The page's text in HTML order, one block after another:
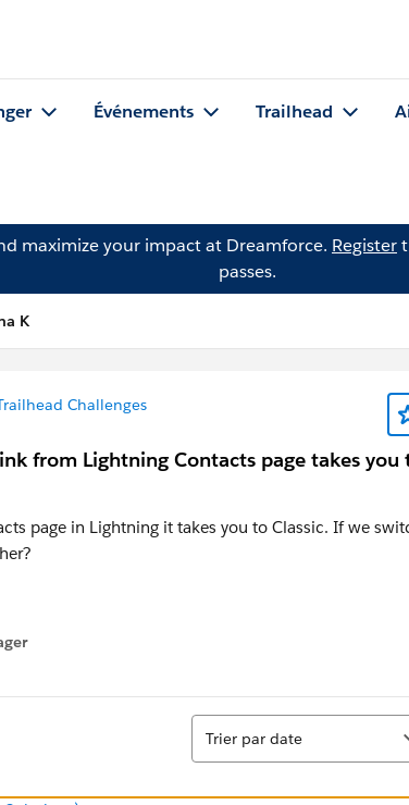
Événements Trailhead
maximize your impact at Dreamforce. Register
passes.
K
Challenges
from Lightning Contacts page takes you
page in Lightning it takes you to Classic. If we
Tri
Trier par date